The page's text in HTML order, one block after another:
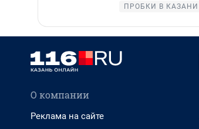
ПРОБКИ В КАЗАНИ
О компании
Реклама на сайте